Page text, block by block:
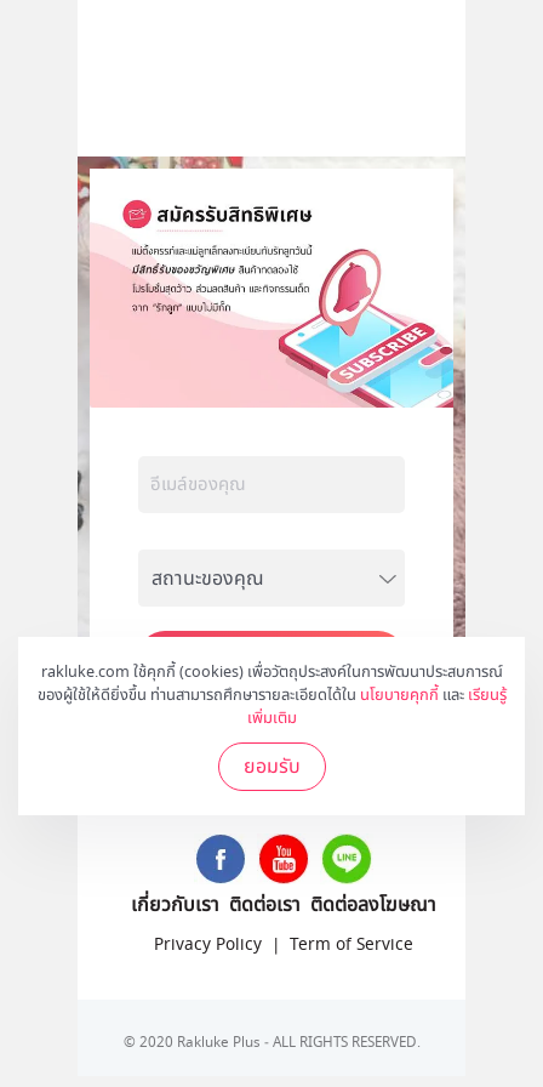
rakluke.com ใช้คุกกี้ (cookies) เพื่อวัตถุประสงค์ในการพัฒนาประสบการณ์
ของผู้ใช้ให้ดียิ่งขึ้น ท่านสามารถศึกษารายละเอียดได้ใน นโยบายคุกกี้ และ เรียนรู้
เพิ่มเติม
ยอมรับ
สมัคร
ติดตามเราได้ที่
เกี่ยวกับเรา ติดต่อเรา ติดต่อลงโฆษณา
Privacy Policy | Term of Service
© 2020 Rakluke Plus - ALL RIGHTS RESERVED.